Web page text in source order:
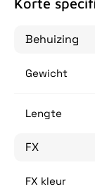
Behuizing
Gewicht
Lengte
FX
FX kleur